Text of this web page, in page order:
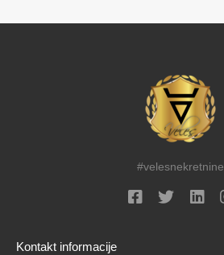
#velesnekretnine
Kontakt informacije